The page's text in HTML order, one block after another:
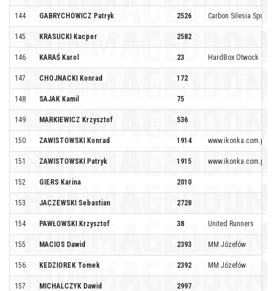
144 GABRYCHOWICZ Patryk 2526 Carbon Silesia Sport
145 KRASUCKI Kacper 2582
146 KARAŚ Karol 23 HardBox Otwock
147 CHOJNACKI Konrad 172
148 SAJAK Kamil 75
149 MARKIEWICZ Krzysztof 536
150 ZAWISTOWSKI Konrad 1914 www.ikonka.com.pl
151 ZAWISTOWSKI Patryk 1915 www.ikonka.com.pl
152 GIERS Karina 2010
153 JACZEWSKI Sebastian 2728
154 PAWŁOWSKI Krzysztof 38 United Runners
155 MACIOS Dawid 2393 MM Józefów
156 KEDZIOREK Tomek 2392 MM Józefów
157 MICHALCZYK Dawid 2997